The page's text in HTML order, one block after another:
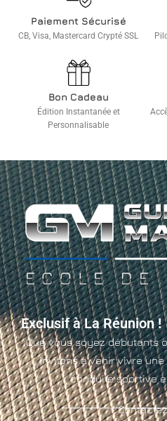
Paiement Sécurisé
CB, Visa, Mastercard Crypté SSL
Bon Cadeau
Édition Instantanée et
Personnalisable
Exclusif à La Réunion !
Que vous soyez débutants
invitons à venir vivre
conduite sportive